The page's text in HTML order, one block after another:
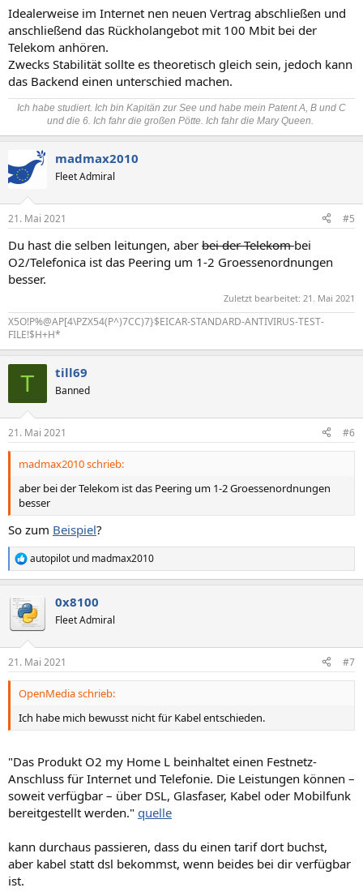
:
Idealerweise im Internet nen neuen Vertrag abschließen und
anschließend das Rückholangebot mit 100 Mbit bei der
Telekom anhören.
Zwecks Stabilität sollte es theoretisch gleich sein, jedoch kann
das Backend einen unterschied machen.
Ich habe studiert. Ich bin Kapitän zur See und habe mein Patent A, B und C
und die 6. Ich fahr die großen Pötte. Ich fahr die Mary Queen.
madmax2010
Fleet Admiral
21. Mai 2021 #5
Du hast die selben leitungen, aber bei der Telekombei
O2/Telefonica ist das Peering um 1-2 Groessenordnungen
besser.
Zuletzt bearbeitet: 21. Mai 2021
X5O!P%@AP[4\PZX54(P^)7CC)7}$EICAR-STANDARD-ANTIVIRUS-TEST-
FILE!$H+H*
T till69
Banned
21. Mai 2021 #6
madmax2010 schrieb:
aber bei der Telekom ist das Peering um 1-2 Groessenordnungen
besser
So zum Beispiel?
R
e
k
t
i
e
n
autopilot und madmax2010
0x8100
Fleet Admiral
21. Mai 2021 #7
OpenMedia schrieb:
Ich habe mich bewusst nicht für Kabel entschieden.
"Das Produkt O2 my Home L beinhaltet einen Festnetz-
Anschluss für Internet und Telefonie. Die Leistungen können –
soweit verfügbar – über DSL, Glasfaser, Kabel oder Mobilfunk
bereitgestellt werden." quelle
kann durchaus passieren, dass du einen tarif dort buchst,
aber kabel statt dsl bekommst, wenn beides bei dir verfügbar
ist.